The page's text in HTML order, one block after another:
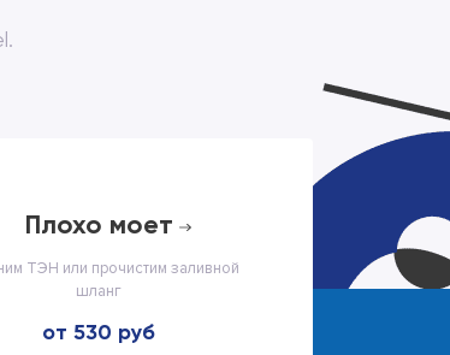
плохо моет
ТЭН или прочистим заливной
шланг
от 530 руб